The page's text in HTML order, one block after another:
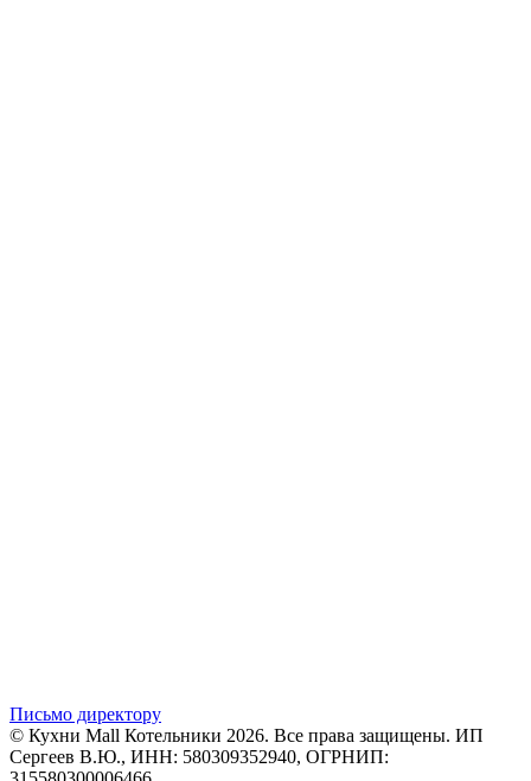
Письмо директору
© Кухни Mall Котельники 2026. Все права защищены. ИП
Сергеев В.Ю., ИНН: 580309352940, ОГРНИП: